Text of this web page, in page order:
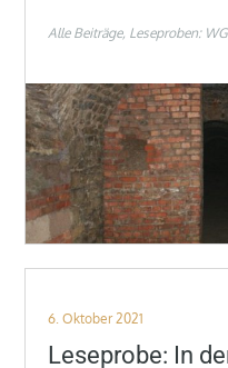
Alle Beiträge Leseproben: WG
Posted
on
6. Oktober 2021
Leseprobe: In